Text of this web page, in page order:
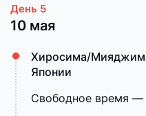
10 мая
Хиросима/
Японии
Свободное время —